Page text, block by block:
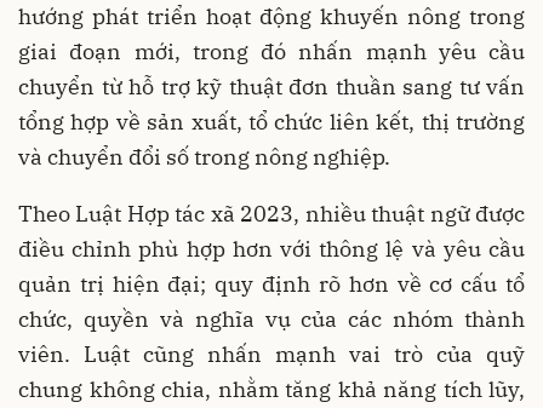
hướng phát triển hoạt động khuyến nông trong
giai đoạn mới, trong đó nhấn mạnh yêu cầu
chuyển từ hỗ trợ kỹ thuật đơn thuần sang tư vấn
tổng hợp về sản xuất, tổ chức liên kết, thị trường
và chuyển đổi số trong nông nghiệp.
Theo Luật Hợp tác xã 2023, nhiều thuật ngữ được
điều chỉnh phù hợp hơn với thông lệ và yêu cầu
quản trị hiện đại; quy định rõ hơn về cơ cấu tổ
chức, quyền và nghĩa vụ của các nhóm thành
viên. Luật cũng nhấn mạnh vai trò của quỹ
chung không chia, nhằm tăng khả năng tích lũy,